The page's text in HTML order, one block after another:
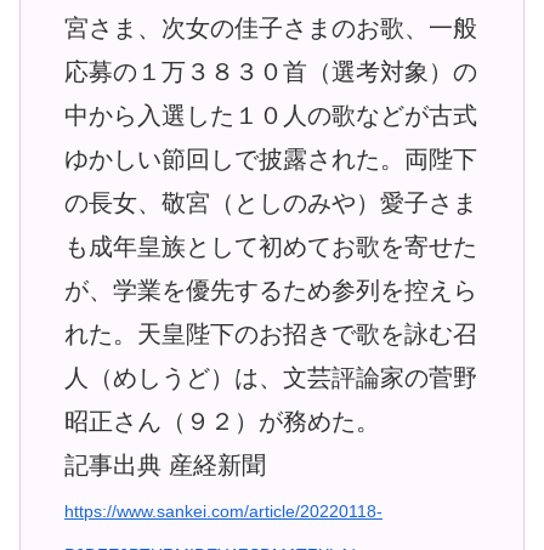
宮さま、次女の佳子さまのお歌、一般
応募の１万３８３０首（選考対象）の
中から入選した１０人の歌などが古式
ゆかしい節回しで披露された。両陛下
の長女、敬宮（としのみや）愛子さま
も成年皇族として初めてお歌を寄せた
が、学業を優先するため参列を控えら
れた。天皇陛下のお招きで歌を詠む召
人（めしうど）は、文芸評論家の菅野
昭正さん（９２）が務めた。
記事出典 産経新聞
https://www.sankei.com/article/20220118-